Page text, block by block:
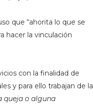
que “ahorita lo que se
hacer la vinculación
con la finalidad de
y para ello trabajan de la
queja o alguna